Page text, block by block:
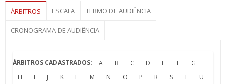
ÁRBITROS ESCALA TERMO DE AUDIÊNCIA
CRONOGRAMA DE AUDIÊNCIA
ÁRBITROS CADASTRADOS: A B C D E F
G
H
I J K L M N O P R S T
U